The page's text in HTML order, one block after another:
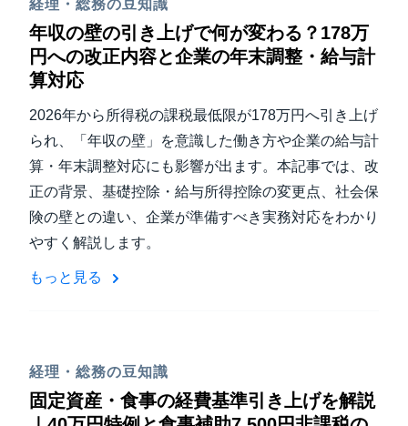
経理・総務の豆知識
年収の壁の引き上げで何が変わる？178万
円への改正内容と企業の年末調整・給与計
算対応
2026年から所得税の課税最低限が178万円へ引き上げ
られ、「年収の壁」を意識した働き方や企業の給与計
算・年末調整対応にも影響が出ます。本記事では、改
正の背景、基礎控除・給与所得控除の変更点、社会保
険の壁との違い、企業が準備すべき実務対応をわかり
やすく解説します。
もっと見る
経理・総務の豆知識
固定資産・食事の経費基準引き上げを解説